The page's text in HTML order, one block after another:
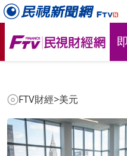
FTV財經>美元